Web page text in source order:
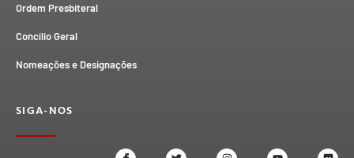
Ordem Presbiteral
Concílio Geral
Nomeações e Designações
SIGA-NOS